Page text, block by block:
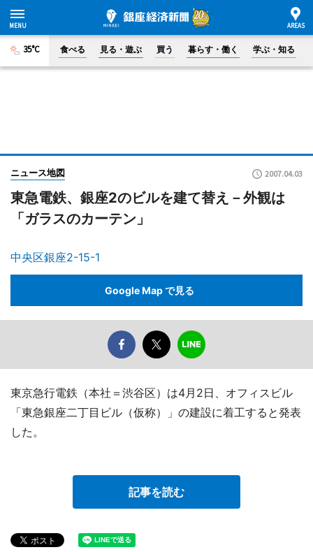
35°C 食べる 見る・遊ぶ 買う 暮らす・働く 学ぶ・知る
ニュース地図 2007.04.03
東急電鉄、銀座2のビルを建て替え－外観は
「ガラスのカーテン」
中央区銀座2-15-1
Google Map で見る
東京急行電鉄（本社＝渋谷区）は4月2日、オフィスビル
「東急銀座二丁目ビル（仮称）」の建設に着工すると発表
した。
記事を読む